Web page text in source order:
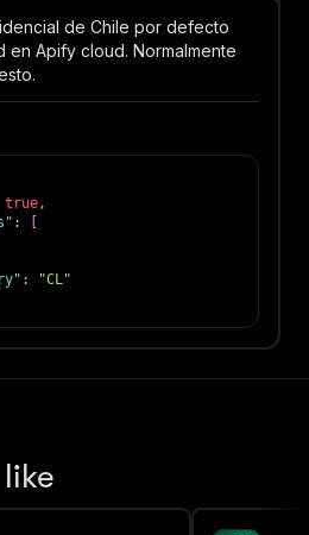
de Chile por defecto
en Apify cloud. Normalmente
true,
:
:
"CL"